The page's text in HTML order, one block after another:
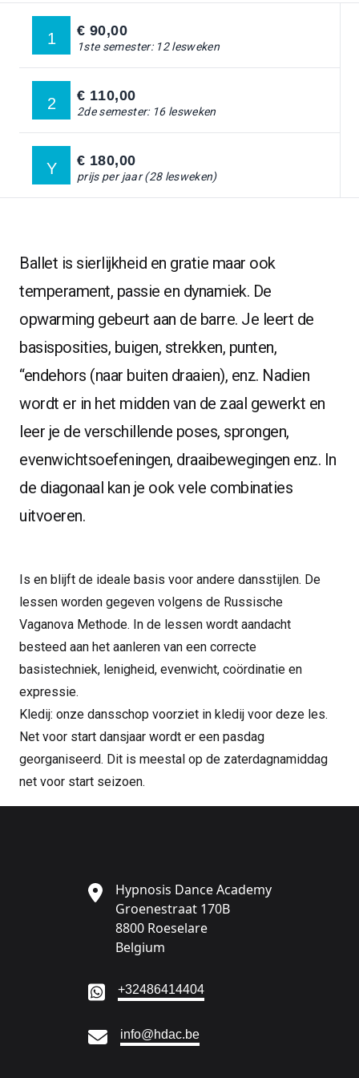
1 € 90,00
1ste semester: 12 lesweken
2 € 110,00
2de semester: 16 lesweken
Y € 180,00
prijs per jaar (28 lesweken)
Ballet is sierlijkheid en gratie maar ook
temperament, passie en dynamiek. De
opwarming gebeurt aan de barre. Je leert de
basisposities, buigen, strekken, punten,
“endehors (naar buiten draaien), enz. Nadien
wordt er in het midden van de zaal gewerkt en
leer je de verschillende poses, sprongen,
evenwichtsoefeningen, draaibewegingen enz. In
de diagonaal kan je ook vele combinaties
uitvoeren.
Is en blijft de ideale basis voor andere dansstijlen. De
lessen worden gegeven volgens de Russische
Vaganova Methode. In de lessen wordt aandacht
besteed aan het aanleren van een correcte
basistechniek, lenigheid, evenwicht, coördinatie en
expressie.
Kledij: onze dansschop voorziet in kledij voor deze les.
Net voor start dansjaar wordt er een pasdag
georganiseerd. Dit is meestal op de zaterdagnamiddag
net voor start seizoen.
Hypnosis Dance Academy
Groenestraat 170B
8800 Roeselare
Belgium
Ga naar:
+32486414404
Ga naar:
info@hdac.be